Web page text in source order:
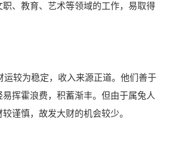
、教育、艺术等领域的工作，易取得
运较为稳定，收入来源正道。他们善于
挥霍浪费，积蓄渐丰。但由于属兔人
谨慎，故发大财的机会较少。